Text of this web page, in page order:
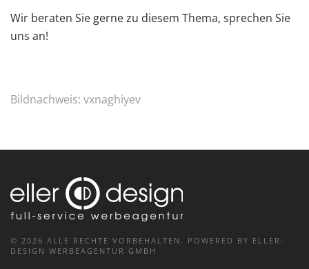
Wir beraten Sie gerne zu diesem Thema, sprechen Sie
uns an!
Bildnachweis: vxnaghiyev
© 2026 ALLE RECHTE VORBEHALTEN. POWERED BY ELLER-
DESIGN WERBEAGENTUR GMBH